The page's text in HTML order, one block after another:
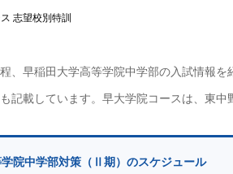
志望校別特訓
、早稲田大学高等学院中学部の入試情報
記載しています。早大学院コースは、東中
院中学部対策（Ⅱ期）のスケジュール